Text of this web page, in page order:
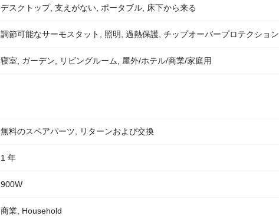
デスクトップ, 支えがない, ポータブル, 床下から来る
調節可能なサーモスタット, 照明, 過熱保護, チップオーバープロテクション
寝室, ガーデン, リビングルーム, 屋外/ホテル/商業/家庭用
無料のスペアパーツ, リターンおよび交換
1 年
900W
商業, Household